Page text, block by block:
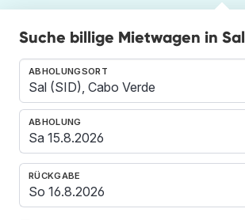
Suche billige Mietwagen in Sal
ABHOLUNGSORT
ABHOLUNG
RÜCKGABE